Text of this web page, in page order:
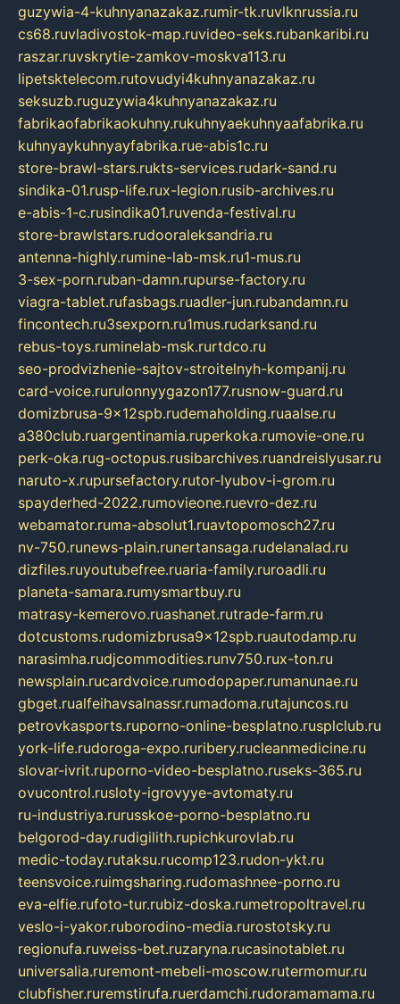
guzywia-4-kuhnyanazakaz.rumir-tk.ruvlknrussia.ru
cs68.ruvladivostok-map.ruvideo-seks.rubankaribi.ru
raszar.ruvskrytie-zamkov-moskva113.ru
lipetsktelecom.rutovudyi4kuhnyanazakaz.ru
seksuzb.ruguzywia4kuhnyanazakaz.ru
fabrikaofabrikaokuhny.rukuhnyaekuhnyaafabrika.ru
kuhnyaykuhnyayfabrika.rue-abis1c.ru
store-brawl-stars.rukts-services.rudark-sand.ru
sindika-01.rusp-life.rux-legion.rusib-archives.ru
e-abis-1-c.rusindika01.ruvenda-festival.ru
store-brawlstars.rudooraleksandria.ru
antenna-highly.rumine-lab-msk.ru1-mus.ru
3-sex-porn.ruban-damn.rupurse-factory.ru
viagra-tablet.rufasbags.ruadler-jun.rubandamn.ru
fincontech.ru3sexporn.ru1mus.rudarksand.ru
rebus-toys.ruminelab-msk.rurtdco.ru
seo-prodvizhenie-sajtov-stroitelnyh-kompanij.ru
card-voice.rurulonnyygazon177.rusnow-guard.ru
domizbrusa-9x12spb.rudemaholding.ruaalse.ru
a380club.ruargentinamia.ruperkoka.rumovie-one.ru
perk-oka.rug-octopus.rusibarchives.ruandreislyusar.ru
naruto-x.rupursefactory.rutor-lyubov-i-grom.ru
spayderhed-2022.rumovieone.ruevro-dez.ru
webamator.ruma-absolut1.ruavtopomosch27.ru
nv-750.runews-plain.runertansaga.rudelanalad.ru
dizfiles.ruyoutubefree.ruaria-family.ruroadli.ru
planeta-samara.rumysmartbuy.ru
matrasy-kemerovo.ruashanet.rutrade-farm.ru
dotcustoms.rudomizbrusa9x12spb.ruautodamp.ru
narasimha.rudjcommodities.runv750.rux-ton.ru
newsplain.rucardvoice.rumodopaper.rumanunae.ru
gbget.rualfeihavsalnassr.rumadoma.rutajuncos.ru
petrovkasports.ruporno-online-besplatno.rusplclub.ru
york-life.rudoroga-expo.ruribery.rucleanmedicine.ru
slovar-ivrit.ruporno-video-besplatno.ruseks-365.ru
ovucontrol.rusloty-igrovyye-avtomaty.ru
ru-industriya.rurusskoe-porno-besplatno.ru
belgorod-day.rudigilith.rupichkurovlab.ru
medic-today.rutaksu.rucomp123.rudon-ykt.ru
teensvoice.ruimgsharing.rudomashnee-porno.ru
eva-elfie.rufoto-tur.rubiz-doska.rumetropoltravel.ru
veslo-i-yakor.ruborodino-media.rurostotsky.ru
regionufa.ruweiss-bet.ruzaryna.rucasinotablet.ru
universalia.ruremont-mebeli-moscow.rutermomur.ru
clubfisher.ruremstirufa.ruerdamchi.rudoramamama.ru